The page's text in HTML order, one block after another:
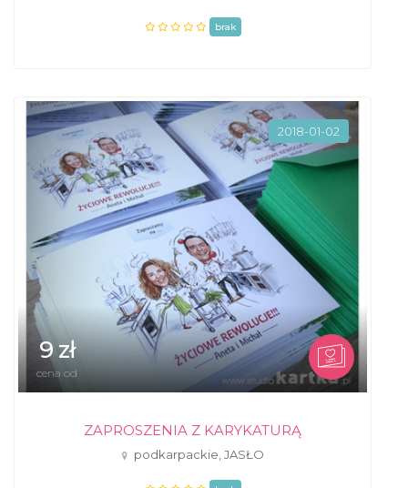
brak
2018-01-02
9 zł
cena od
ZAPROSZENIA Z KARYKATURĄ
podkarpackie, JASŁO